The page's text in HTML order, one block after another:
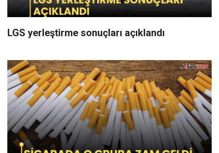
LGS yerleştirme sonuçları açıklandı